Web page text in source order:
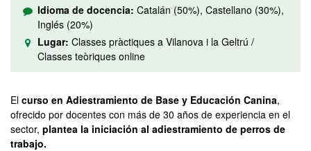
Idioma de docencia: Catalán (50%), Castellano (30%),
Inglés (20%)
Lugar: Classes pràctiques a Vilanova i la Geltrú /
Classes teòriques online
El curso en Adiestramiento de Base y Educación Canina,
ofrecido por docentes con más de 30 años de experiencia en el
sector, plantea la iniciación al adiestramiento de perros de
trabajo.